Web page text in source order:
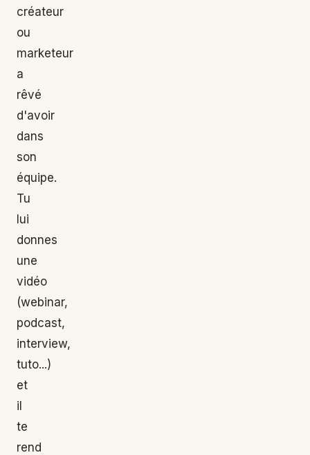
créateur
ou
marketeur
a
rêvé
d'avoir
dans
son
équipe.
Tu
lui
donnes
une
vidéo
(webinar,
podcast,
interview,
tuto...)
et
il
te
rend